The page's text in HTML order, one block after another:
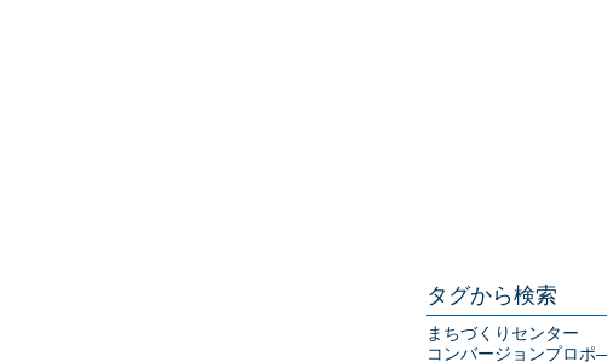
タグから検索
まちづくりセンター
コンバージョンプロポ